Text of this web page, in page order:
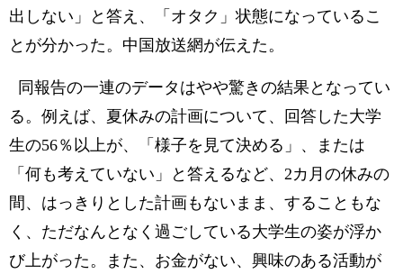
出しない」と答え、「オタク」状態になっているこ
とが分かった。中国放送網が伝えた。
同報告の一連のデータはやや驚きの結果となってい
る。例えば、夏休みの計画について、回答した大学
生の56％以上が、「様子を見て決める」、または
「何も考えていない」と答えるなど、2カ月の休みの
間、はっきりとした計画もないまま、することもな
く、ただなんとなく過ごしている大学生の姿が浮か
び上がった。また、お金がない、興味のある活動が